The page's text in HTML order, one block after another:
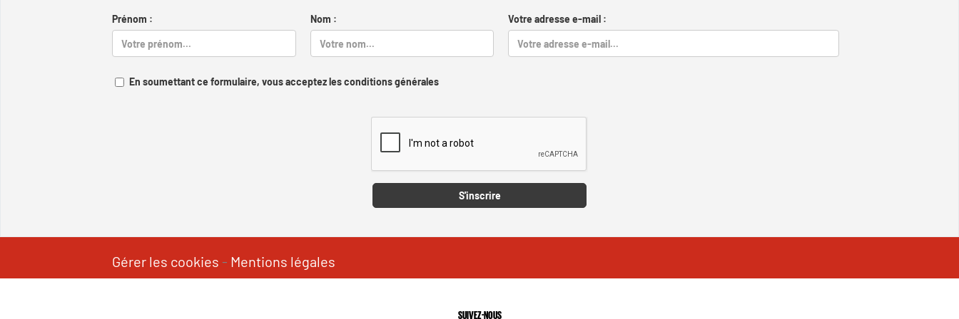
Prénom : Nom : Votre adresse e-mail :
En soumettant ce formulaire, vous acceptez les conditions générales
S'inscrire
Gérer les cookies - Mentions légales
SUIVEZ-NOUS